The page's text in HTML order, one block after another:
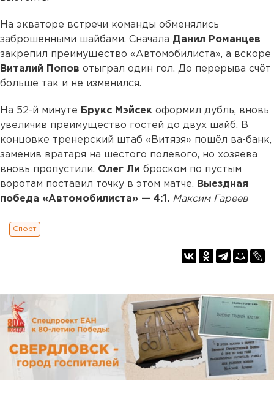
На экваторе встречи команды обменялись
заброшенными шайбами. Сначала Данил Романцев
закрепил преимущество «Автомобилиста», а вскоре
Виталий Попов отыграл один гол. До перерыва счёт
больше так и не изменился.
На 52-й минуте Брукс Мэйсек оформил дубль, вновь
увеличив преимущество гостей до двух шайб. В
концовке тренерский штаб «Витязя» пошёл ва-банк,
заменив вратаря на шестого полевого, но хозяева
вновь пропустили. Олег Ли броском по пустым
воротам поставил точку в этом матче. Выездная
победа «Автомобилиста» — 4:1. Максим Гареев
Спорт